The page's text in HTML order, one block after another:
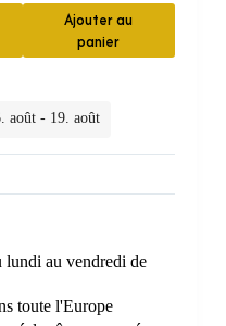
Ajouter au
panier
août - 19. août
lundi au vendredi de
toute l'Europe